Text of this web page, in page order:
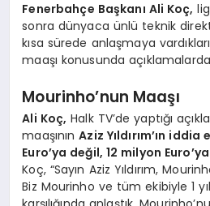
Fenerbahçe Başkanı Ali Koç,
sonra dünyaca ünlü teknik
kısa sürede anlaşmaya
maaşı konusunda
Mourinho’nun Maaşı
Ali Koç, Halk TV’de yaptığı
maaşınınAziz Yıldırım’ın
Euro’ya değil, 12 milyon Euro’ya
Koç, “Sayın Aziz Yıldırım,
Biz Mourinho ve tüm ekibiyle 1